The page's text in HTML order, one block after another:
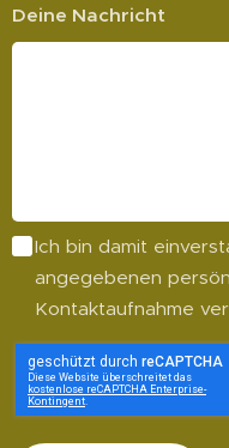
Deine Nachricht
Ich bin damit
angegebenen
Kontaktaufnahme